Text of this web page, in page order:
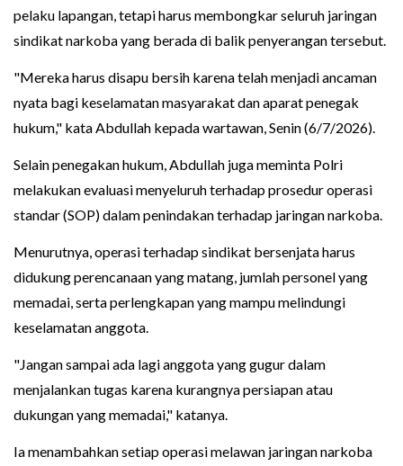
pelaku lapangan, tetapi harus membongkar seluruh jaringan
sindikat narkoba yang berada di balik penyerangan tersebut.
"Mereka harus disapu bersih karena telah menjadi ancaman
nyata bagi keselamatan masyarakat dan aparat penegak
hukum," kata Abdullah kepada wartawan, Senin (6/7/2026).
Selain penegakan hukum, Abdullah juga meminta Polri
melakukan evaluasi menyeluruh terhadap prosedur operasi
standar (SOP) dalam penindakan terhadap jaringan narkoba.
Menurutnya, operasi terhadap sindikat bersenjata harus
didukung perencanaan yang matang, jumlah personel yang
memadai, serta perlengkapan yang mampu melindungi
keselamatan anggota.
"Jangan sampai ada lagi anggota yang gugur dalam
menjalankan tugas karena kurangnya persiapan atau
dukungan yang memadai," katanya.
Ia menambahkan setiap operasi melawan jaringan narkoba